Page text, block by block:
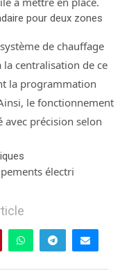
pour deux zones
de chauffage
centralisation de ce
la programmation
le fonctionnement
avec précision selon
électri